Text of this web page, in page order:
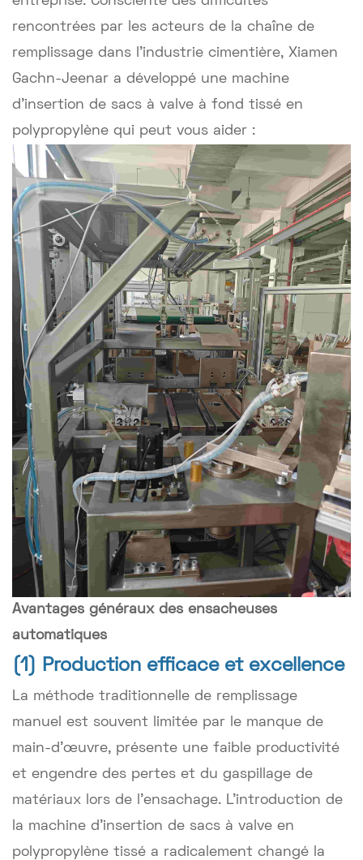
rencontrées par les acteurs de la chaîne de
remplissage dans l'industrie cimentière, Xiamen
Gachn-Jeenar a développé une machine
d'insertion de sacs à valve à fond tissé en
polypropylène qui peut vous aider :
Avantages généraux des ensacheuses
automatiques
(1) Production efficace et excellence
La méthode traditionnelle de remplissage
manuel est souvent limitée par le manque de
main-d'œuvre, présente une faible productivité
et engendre des pertes et du gaspillage de
matériaux lors de l'ensachage. L'introduction de
la machine d'insertion de sacs à valve en
polypropylène tissé a radicalement changé la